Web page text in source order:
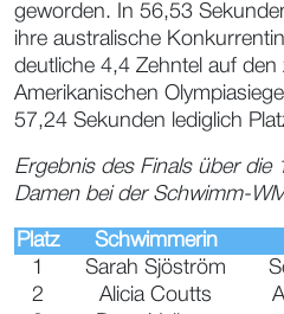
geworden. In 56,53
ihre australische
deutliche 4,4 Zehntel auf den
Amerikanischen
57,24 Sekunden lediglich
Ergebnis des Finals über die
Damen bei der Schwimm-
Platz Schwimmerin
1
Sarah Sjöström
2
Alicia Coutts